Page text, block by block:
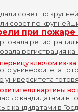
совет по
регистрация
университета
с кандидатами в
при
ключом из-за
картины во